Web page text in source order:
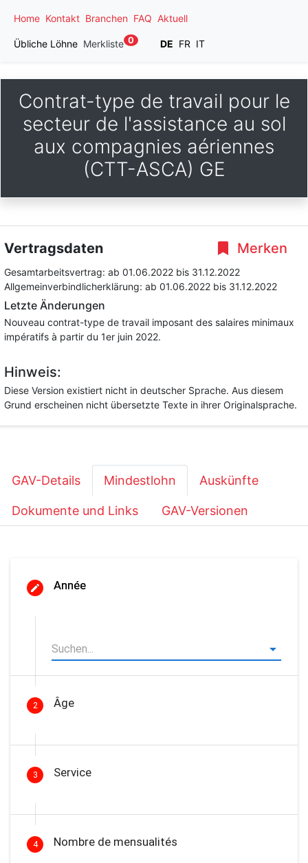
Home Kontakt Branchen FAQ Aktuell
Übliche Löhne Merkliste 0 DE FR IT
Contrat-type de travail pour le
secteur de l'assistance au sol
aux compagnies aériennes
(CTT-ASCA) GE
Merken
Vertragsdaten
Gesamtarbeitsvertrag: ab 01.06.2022 bis 31.12.2022
Allgemeinverbindlicherklärung: ab 01.06.2022 bis 31.12.2022
Letzte Änderungen
Nouveau contrat-type de travail imposant des salaires minimaux
impératifs à partir du 1er juin 2022.
Hinweis:
Diese Version existiert nicht in deutscher Sprache. Aus diesem
Grund erscheinen nicht übersetzte Texte in ihrer Originalsprache.
GAV-Details Mindestlohn Auskünfte
Dokumente und Links GAV-Versionen
Année
2 Âge
3 Service
4 Nombre de mensualités